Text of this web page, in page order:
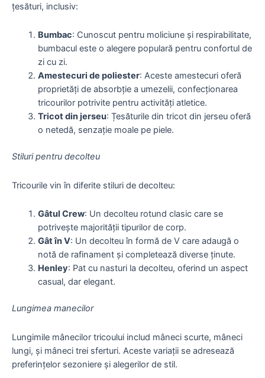
țesături, inclusiv:
Bumbac: Cunoscut pentru moliciune și respirabilitate,
bumbacul este o alegere populară pentru confortul de
zi cu zi.
Amestecuri de poliester: Aceste amestecuri oferă
proprietăți de absorbție a umezelii, confecţionarea
tricourilor potrivite pentru activităţi atletice.
Tricot din jerseu: Țesăturile din tricot din jerseu oferă
o netedă, senzație moale pe piele.
Stiluri pentru decolteu
Tricourile vin în diferite stiluri de decolteu:
Gâtul Crew: Un decolteu rotund clasic care se
potrivește majorității tipurilor de corp.
Gât în ​​V: Un decolteu în formă de V care adaugă o
notă de rafinament și completează diverse ținute.
Henley: Pat cu nasturi la decolteu, oferind un aspect
casual, dar elegant.
Lungimea manecilor
Lungimile mânecilor tricoului includ mâneci scurte, mâneci
lungi, și mâneci trei sferturi. Aceste variații se adresează
preferințelor sezoniere și alegerilor de stil.